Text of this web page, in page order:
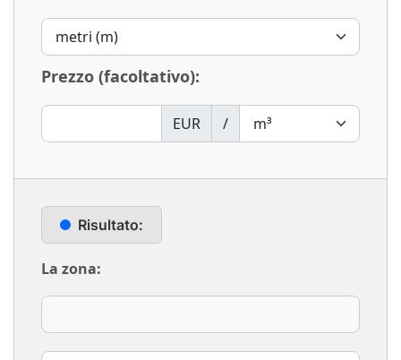
Prezzo (facoltativo):
EUR /
Risultato:
La zona: